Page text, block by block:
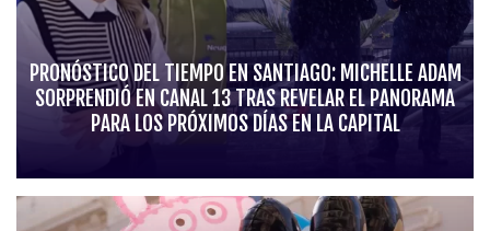
PRONÓSTICO DEL TIEMPO EN SANTIAGO: MICHELLE ADAM
SORPRENDIÓ EN CANAL 13 TRAS REVELAR EL PANORAMA
PARA LOS PRÓXIMOS DÍAS EN LA CAPITAL